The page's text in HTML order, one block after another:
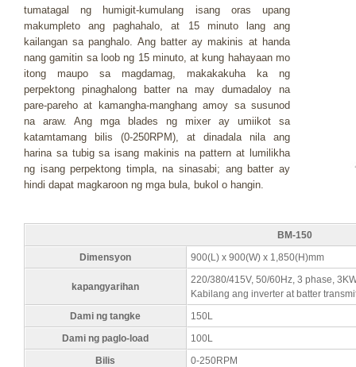
tumatagal ng humigit-kumulang isang oras upang
makumpleto ang paghahalo, at 15 minuto lang ang
kailangan sa panghalo. Ang batter ay makinis at handa
nang gamitin sa loob ng 15 minuto, at kung hahayaan mo
itong maupo sa magdamag, makakakuha ka ng
perpektong pinaghalong batter na may dumadaloy na
pare-pareho at kamangha-manghang amoy sa susunod
na araw. Ang mga blades ng mixer ay umiikot sa
katamtamang bilis (0-250RPM), at dinadala nila ang
harina sa tubig sa isang makinis na pattern at lumilikha
ng isang perpektong timpla, na sinasabi; ang batter ay
hindi dapat magkaroon ng mga bula, bukol o hangin.
BM-150
Dimensyon
900(L) x 900(W) x 1,850(H)mm
kapangyarihan
220/380/415V, 50/60Hz, 3 phase,
Kabilang ang inverter at batter
Dami ng tangke
150L
Dami ng paglo-load
100L
Bilis
0-250RPM